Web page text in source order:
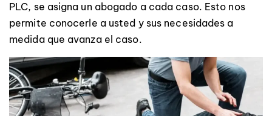
PLC, se asigna un abogado a cada caso. Esto nos
permite conocerle a usted y sus necesidades a
medida que avanza el caso.